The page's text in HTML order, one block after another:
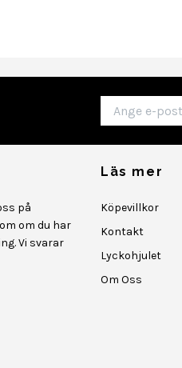
på
om du har
Vi svarar
Läs mer
Köpevillkor
Kontakt
Lyckohjulet
Om Oss